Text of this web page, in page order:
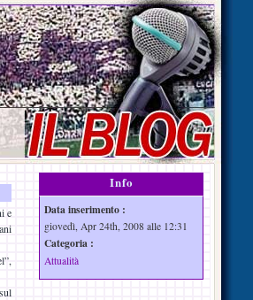
e
Info
Data inserimento :
giovedì, Apr 24th, 2008 alle 12:31
Categoria :
Attualità